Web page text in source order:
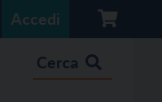
Accedi
Cerca